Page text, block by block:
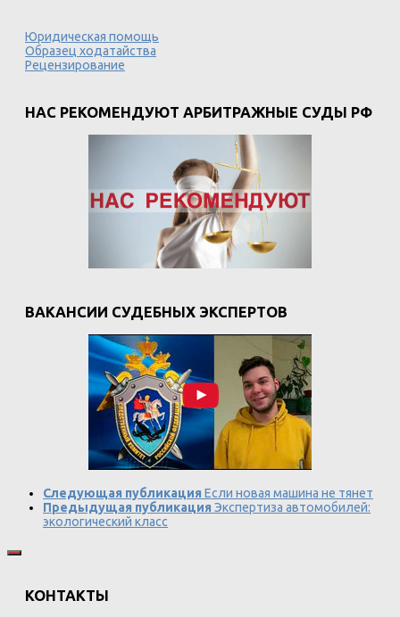
Юридическая помощь
Образец ходатайства
Рецензирование
НАС РЕКОМЕНДУЮТ АРБИТРАЖНЫЕ СУДЫ РФ
ВАКАНСИИ СУДЕБНЫХ ЭКСПЕРТОВ
Следующая публикация Если новая машина не тянет
Предыдущая публикация Экспертиза автомобилей:
экологический класс
КОНТАКТЫ